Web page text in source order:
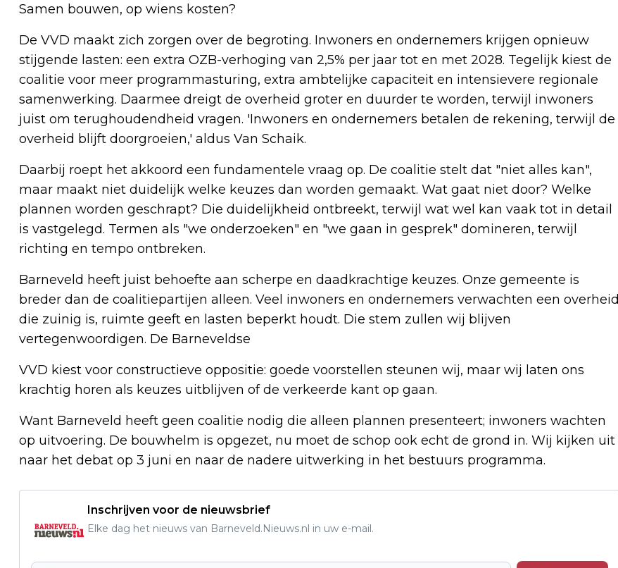
Samen bouwen, op wiens kosten?
De VVD maakt zich zorgen over de begroting. Inwoners en ondernemers krijgen opnieuw
stijgende lasten: een extra OZB-verhoging van 2,5% per jaar tot en met 2028. Tegelijk kiest de
coalitie voor meer programmasturing, extra ambtelijke capaciteit en intensievere regionale
samenwerking. Daarmee dreigt de overheid groter en duurder te worden, terwijl inwoners
juist om terughoudendheid vragen. 'Inwoners en ondernemers betalen de rekening, terwijl de
overheid blijft doorgroeien,' aldus Van Schaik.
Daarbij roept het akkoord een fundamentele vraag op. De coalitie stelt dat "niet alles kan",
maar maakt niet duidelijk welke keuzes dan worden gemaakt. Wat gaat niet door? Welke
plannen worden geschrapt? Die duidelijkheid ontbreekt, terwijl wat wel kan vaak tot in detail
is vastgelegd. Termen als "we onderzoeken" en "we gaan in gesprek" domineren, terwijl
richting en tempo ontbreken.
Barneveld heeft juist behoefte aan scherpe en daadkrachtige keuzes. Onze gemeente is
breder dan de coalitiepartijen alleen. Veel inwoners en ondernemers verwachten een overheid
die zuinig is, ruimte geeft en lasten beperkt houdt. Die stem zullen wij blijven
vertegenwoordigen. De Barneveldse
VVD kiest voor constructieve oppositie: goede voorstellen steunen wij, maar wij laten ons
krachtig horen als keuzes uitblijven of de verkeerde kant op gaan.
Want Barneveld heeft geen coalitie nodig die alleen plannen presenteert; inwoners wachten
op uitvoering. De bouwhelm is opgezet, nu moet de schop ook echt de grond in. Wij kijken uit
naar het debat op 3 juni en naar de nadere uitwerking in het bestuurs programma.
Inschrijven voor de nieuwsbrief
Elke dag het nieuws van Barneveld.Nieuws.nl in uw e-mail.